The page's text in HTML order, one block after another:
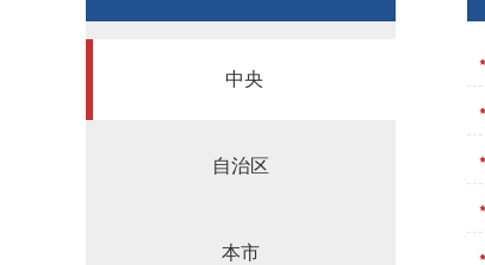
中央
自治区
本市